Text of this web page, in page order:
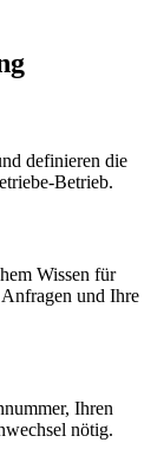
definieren die
Betrieb.
Wissen für
und Ihre
Ihren
nötig.